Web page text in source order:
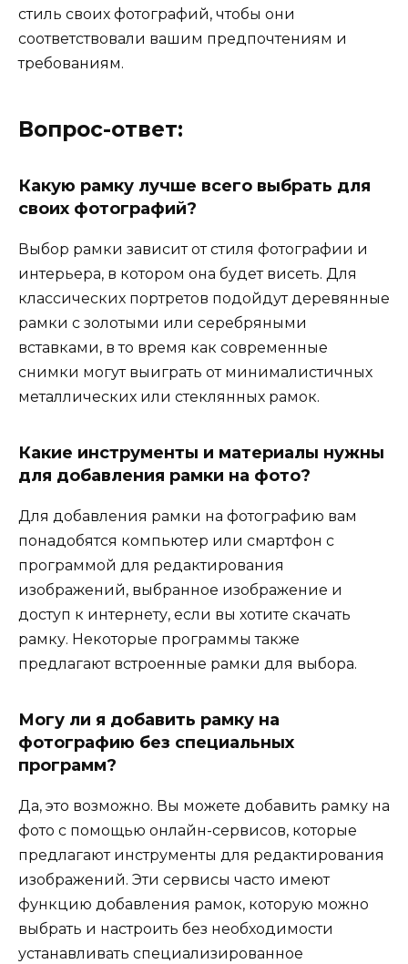
стиль своих фотографий, чтобы они
соответствовали вашим предпочтениям и
требованиям.
Вопрос-ответ:
Какую рамку лучше всего выбрать для
своих фотографий?
Выбор рамки зависит от стиля фотографии и
интерьера, в котором она будет висеть. Для
классических портретов подойдут деревянные
рамки с золотыми или серебряными
вставками, в то время как современные
снимки могут выиграть от минималистичных
металлических или стеклянных рамок.
Какие инструменты и материалы нужны
для добавления рамки на фото?
Для добавления рамки на фотографию вам
понадобятся компьютер или смартфон с
программой для редактирования
изображений, выбранное изображение и
доступ к интернету, если вы хотите скачать
рамку. Некоторые программы также
предлагают встроенные рамки для выбора.
Могу ли я добавить рамку на
фотографию без специальных
программ?
Да, это возможно. Вы можете добавить рамку на
фото с помощью онлайн-сервисов, которые
предлагают инструменты для редактирования
изображений. Эти сервисы часто имеют
функцию добавления рамок, которую можно
выбрать и настроить без необходимости
устанавливать специализированное